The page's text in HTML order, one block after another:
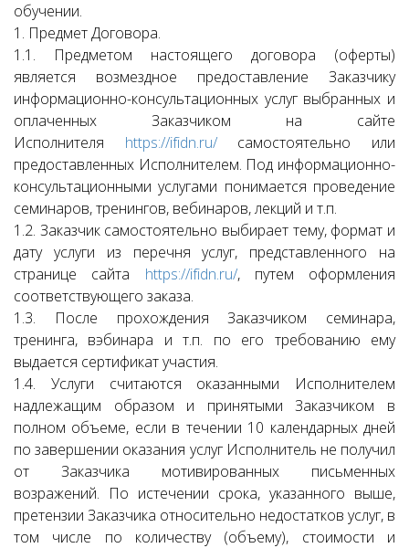
обучении.
1. Предмет Договора.
1.1. Предметом настоящего договора (оферты)
является возмездное предоставление Заказчику
информационно-консультационных услуг выбранных и
оплаченных Заказчиком на сайте
Исполнителя https://ifidn.ru/самостоятельно или
предоставленных Исполнителем. Под информационно-
консультационными услугами понимается проведение
семинаров, тренингов, вебинаров, лекций и т.п.
1.2. Заказчик самостоятельно выбирает тему, формат и
дату услуги из перечня услуг, представленного на
странице сайта https://ifidn.ru/, путем оформления
соответствующего заказа.
1.3. После прохождения Заказчиком семинара,
тренинга, вэбинара и т.п. по его требованию ему
выдается сертификат участия.
1.4. Услуги считаются оказанными Исполнителем
надлежащим образом и принятыми Заказчиком в
полном объеме, если в течении 10 календарных дней
по завершении оказания услуг Исполнитель не получил
от Заказчика мотивированных письменных
возражений. По истечении срока, указанного выше,
претензии Заказчика относительно недостатков услуг, в
том числе по количеству (объему), стоимости и